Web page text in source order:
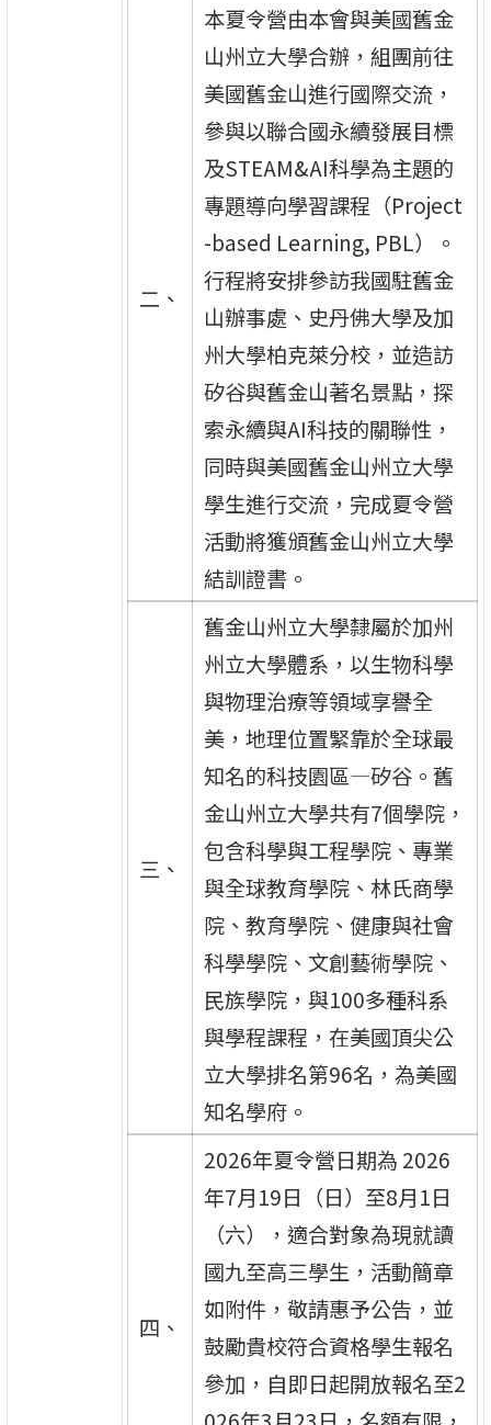
二、
本夏令營由本會與美國舊金
山州立大學合辦，組團前往
美國舊金山進行國際交流，
參與以聯合國永續發展目標
及STEAM&AI科學為主題的
專題導向學習課程（Project
-based Learning, PBL）。
行程將安排參訪我國駐舊金
山辦事處、史丹佛大學及加
州大學柏克萊分校，並造訪
矽谷與舊金山著名景點，探
索永續與AI科技的關聯性，
同時與美國舊金山州立大學
學生進行交流，完成夏令營
活動將獲頒舊金山州立大學
結訓證書。
三、
舊金山州立大學隸屬於加州
州立大學體系，以生物科學
與物理治療等領域享譽全
美，地理位置緊靠於全球最
知名的科技園區—矽谷。舊
金山州立大學共有7個學院，
包含科學與工程學院、專業
與全球教育學院、林氏商學
院、教育學院、健康與社會
科學學院、文創藝術學院、
民族學院，與100多種科系
與學程課程，在美國頂尖公
立大學排名第96名，為美國
知名學府。
四、
2026年夏令營日期為 2026
年7月19日（日）至8月1日
（六），適合對象為現就讀
國九至高三學生，活動簡章
如附件，敬請惠予公告，並
鼓勵貴校符合資格學生報名
參加，自即日起開放報名至2